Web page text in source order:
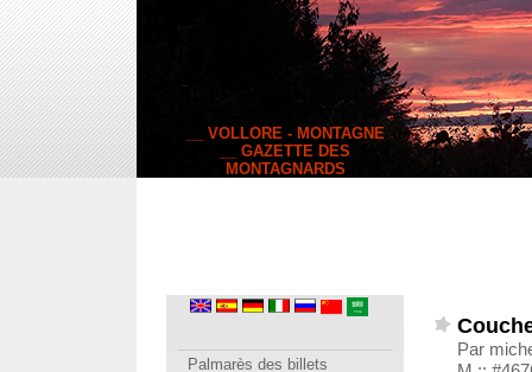
__ VOLLORE - MONTAGNE
__ GAZETTE DES
MONTAGNARDS
Par
Palmarès des billets